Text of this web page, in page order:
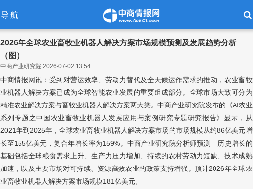
导航
2026年全球农业畜牧业机器人解决方案市场规模预测及发展趋势分析
（图）
中商产业研究院 2026-07-02 13:54
中商情报网讯：受到对营运效率、劳动力替代及全天候运作需求的推动，农业畜牧
业机器人解决方案已成为全球智能农业发展的重要组成部分。全球市场大致可分为
精准农业解决方案与畜牧业机器人解决方案两大类。中商产业研究院发布的《AI农业
系列专题之中国农业畜牧业机器人发展应用与案例研究专题研究报告》显示，从
2021年到2025年，全球农业畜牧业机器人解决方案市场的市场规模从约86亿美元增
长至155亿美元，复合年增长率为159%。中商产业研究院分析师预测，历史增长的
基础包括全球粮食需求上升、生产力压力增加、持续的农村劳动力短缺、技术成熟
加速，以及主要市场对可持续、资源高效农业的政策支持增强。预计2026年全球农
业畜牧业机器人解决方案市场规模181亿美元。